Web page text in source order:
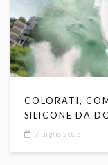
COLORATI,
SILICONE DA
7 Luglio 2025